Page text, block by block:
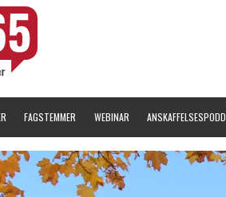
FAGSTEMMER WEBINAR